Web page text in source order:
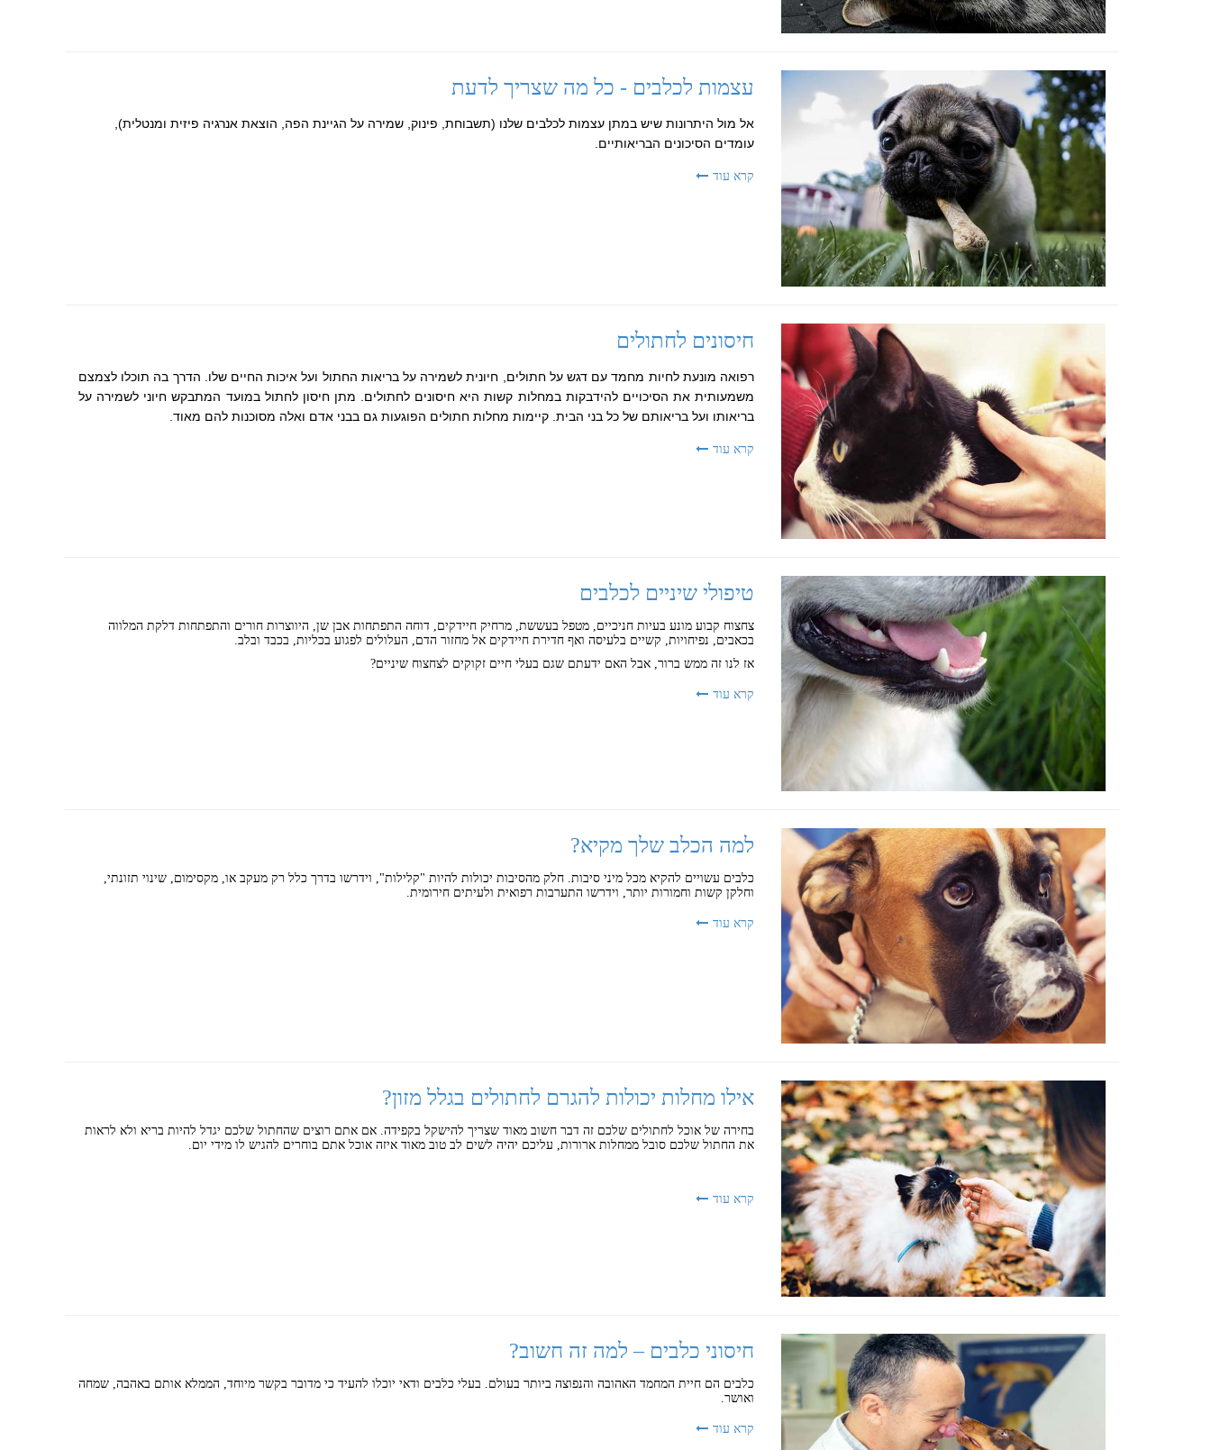
עצמות לכלבים - כל מה שצריך לדעת
אל מול היתרונות שיש במתן עצמות לכלבים שלנו (תשבוחת, פינוק, שמירה על הגיינת הפה, הוצאת אנרגיה פיזית ומנטלית),
עומדים הסיכונים הבריאותיים.
קרא עוד
חיסונים לחתולים
רפואה מונעת לחיות מחמד עם דגש על חתולים, חיונית לשמירה על בריאות החתול ועל איכות החיים שלו. הדרך בה תוכלו לצמצם
משמעותית את הסיכויים להידבקות במחלות קשות היא חיסונים לחתולים. מתן חיסון לחתול במועד המתבקש חיוני לשמירה על
בריאותו ועל בריאותם של כל בני הבית. קיימות מחלות חתולים הפוגעות גם בבני אדם ואלה מסוכנות להם מאוד.
קרא עוד
טיפולי שיניים לכלבים
צחצוח קבוע מונע בעיות חניכיים, מטפל בעששת, מרחיק חיידקים, דוחה התפתחות אבן שן, היווצרות חורים והתפתחות דלקת המלווה
בכאבים, נפיחויות, קשיים בלעיסה ואף חדירת חיידקים אל מחזור הדם, העלולים לפגוע בכליות, בכבד ובלב.
אז לנו זה ממש ברור, אבל האם ידעתם שגם בעלי חיים זקוקים לצחצוח שיניים?
קרא עוד
למה הכלב שלך מקיא?
כלבים עשויים להקיא מכל מיני סיבות. חלק מהסיבות יכולות להיות "קלילות", וידרשו בדרך כלל רק מעקב או, מקסימום, שינוי תזונתי,
וחלקן קשות וחמורות יותר, וידרשו התערבות רפואית ולעיתים חירומית.
קרא עוד
אילו מחלות יכולות להגרם לחתולים בגלל מזון?
בחירה של אוכל לחתולים שלכם זה דבר חשוב מאוד שצריך להישקל בקפידה. אם אתם רוצים שהחתול שלכם יגדל להיות בריא ולא לראות
את החתול שלכם סובל ממחלות ארורות, עליכם יהיה לשים לב טוב מאוד איזה אוכל אתם בוחרים להגיש לו מידי יום.
קרא עוד
חיסוני כלבים – למה זה חשוב?
כלבים הם חיית המחמד האהובה והנפוצה ביותר בעולם. בעלי כלבים ודאי יוכלו להעיד כי מדובר בקשר מיוחד, הממלא אותם באהבה, שמחה
ואושר.
קרא עוד